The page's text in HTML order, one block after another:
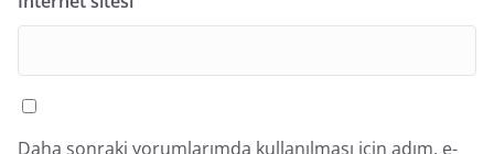
Daha sonraki yorumlarımda kullanılması için adım, e-